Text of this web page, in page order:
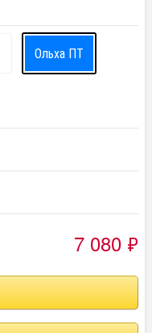
Ольха ПТ
7 080 ₽